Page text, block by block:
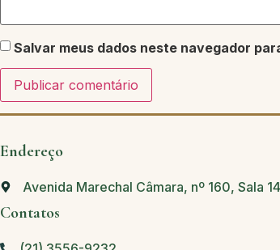
Salvar meus dados neste navegador
Endereço
Avenida Marechal Câmara, nº 160, Sala
Contatos